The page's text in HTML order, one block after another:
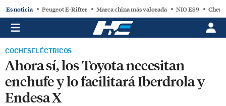
Es noticia Peugeot E-Rifter Marca china más valorada NIO ES9 Chery
COCHES ELÉCTRICOS
Ahora sí, los Toyota necesitan
enchufe y lo facilitará Iberdrola y
Endesa X